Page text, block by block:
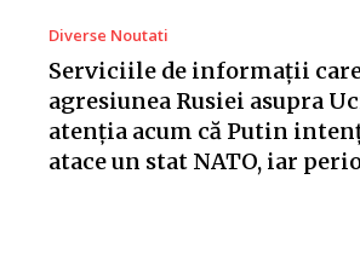
Diverse Noutati
Serviciile de informații
agresiunea Rusiei asupra
atenția acum că Putin
atace un stat NATO, iar